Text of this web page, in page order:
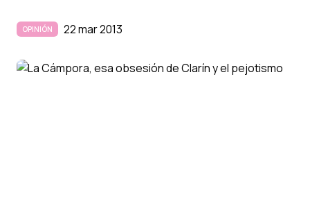
OPINIÓN 22 mar 2013